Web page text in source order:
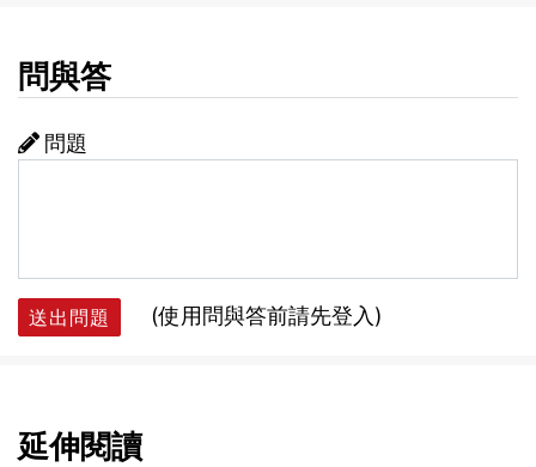
問與答
問題
送出問題 (使用問與答前請先登入)
延伸閱讀